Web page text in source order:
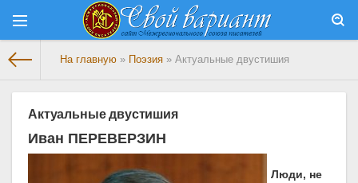
На главную » Поэзия » Актуальные двустишия
Актуальные двустишия
Иван ПЕРЕВЕРЗИН
Люди, не